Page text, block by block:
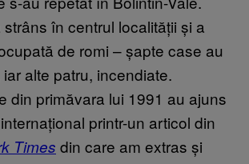
în centrul localității și a
de romi – șapte case au
alte patru, incendiate.
din primăvara lui 1991 au ajuns
printr-un articol din
Times din care am extras și